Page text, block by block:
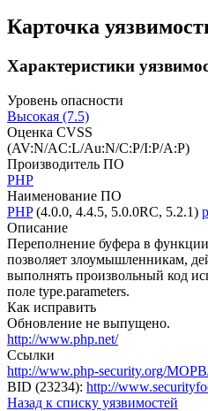
Карточка
Характеристики
Уровень опасности
Высокая (7.5)
Оценка CVSS
(AV:N/AC:L/Au:N/C:P/I:P/A:P)
Производитель ПО
PHP
Наименование ПО
PHP(4.0.0, 4.4.5, 5.0.0RC, 5.2.1)
Описание
Переполнение буфера в
позволяет злоумышленникам,
выполнять произвольный код
поле type.parameters.
Как исправить
Обновление не выпущено.
http://www.php.net/
Ссылки
http://www.php-security.org/
BID (23234): http://
Назад к списку уязвимостей